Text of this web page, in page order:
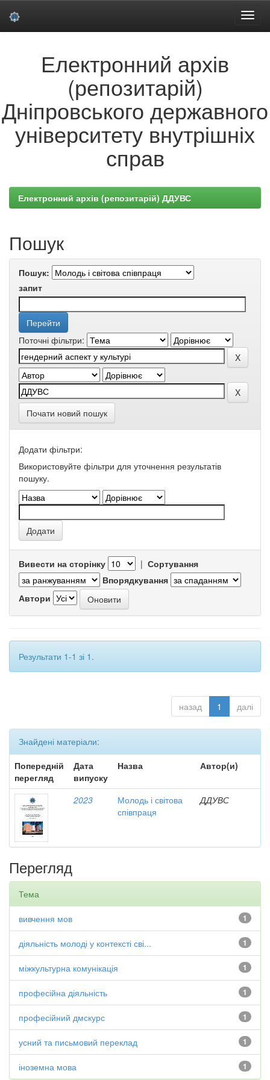
Електронний архів
(репозитарій)
Дніпровського державного
університету внутрішніх
справ
Електронний архів (репозитарій) ДДУВС
Пошук
Пошук:
запит
Поточні фільтри:
Почати новий пошук
Додати фільтри:
Використовуйте фільтри для уточнення результатів
пошуку.
Вивести на сторінку | Сортування
Впорядкування
Автори
Результати 1-1 зі 1.
назад 1 далі
Знайдені матеріали:
Попередній
перегляд
Дата
випуску
Назва Автор(и)
2023
Молодь і світова
співпраця
ДДУВС
Перегляд
Тема
1
вивчення мов
1
діяльність молоді у контексті сві...
1
міжкультурна комунікація
1
професійна діяльність
1
професійний дмскурс
1
усний та письмовий переклад
1
іноземна мова